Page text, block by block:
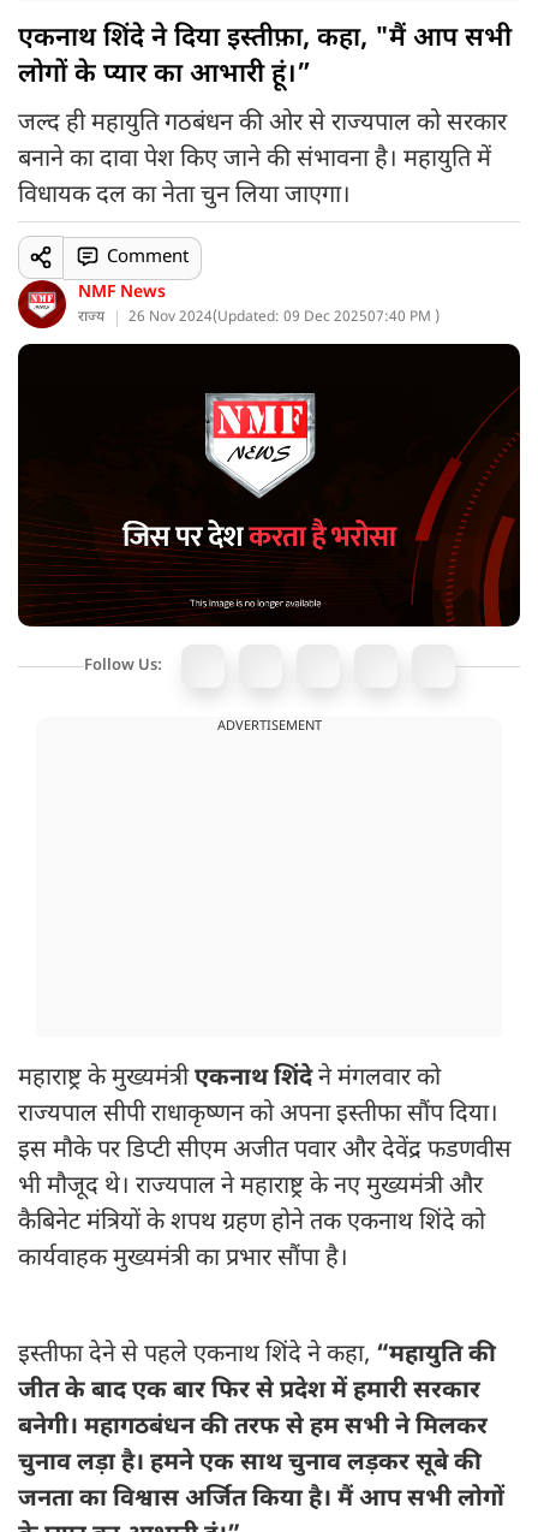
एकनाथ शिंदे ने दिया इस्तीफ़ा, कहा, "मैं आप सभी
लोगों के प्यार का आभारी हूं।”
जल्द ही महायुति गठबंधन की ओर से राज्यपाल को सरकार
बनाने का दावा पेश किए जाने की संभावना है। महायुति में
विधायक दल का नेता चुन लिया जाएगा।
NMF News
राज्य 26 Nov 2024(Updated: 09 Dec 202507:40 PM )
Comment
Follow Us:
ADVERTISEMENT
महाराष्ट्र के मुख्यमंत्रीएकनाथ शिंदेने मंगलवार को
राज्यपाल सीपी राधाकृष्णन को अपना इस्तीफा सौंप दिया।
इस मौके पर डिप्टी सीएम अजीत पवार और देवेंद्र फडणवीस
भी मौजूद थे। राज्यपाल ने महाराष्ट्र के नए मुख्यमंत्री और
कैबिनेट मंत्रियों के शपथ ग्रहण होने तक एकनाथ शिंदे को
कार्यवाहक मुख्यमंत्री का प्रभार सौंपा है।
इस्तीफा देने से पहले एकनाथ शिंदे ने कहा, “महायुति की
जीत के बाद एक बार फिर से प्रदेश में हमारी सरकार
बनेगी। महागठबंधन की तरफ से हम सभी ने मिलकर
चुनाव लड़ा है। हमने एक साथ चुनाव लड़कर सूबे की
जनता का विश्वास अर्जित किया है। मैं आप सभी लोगों